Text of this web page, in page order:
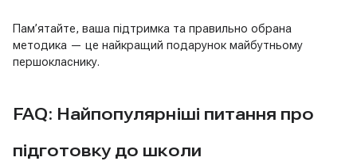
Пам’ятайте, ваша підтримка та правильно обрана
методика — це найкращий подарунок майбутньому
першокласнику.
FAQ: Найпопулярніші питання про
підготовку до школи